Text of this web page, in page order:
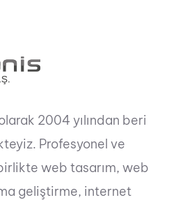
2004 yılından beri
Profesyonel ve
web tasarım, web
geliştirme, internet